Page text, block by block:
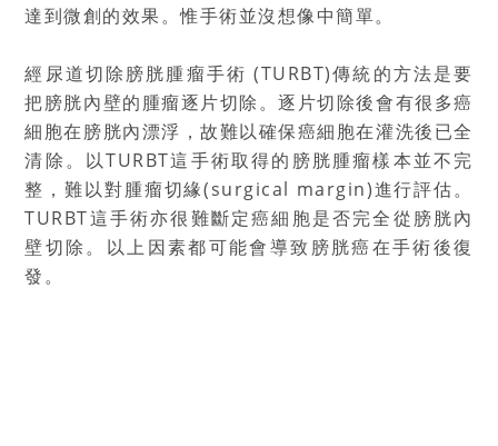
達到微創的效果。惟手術並沒想像中簡單。
經尿道切除膀胱腫瘤手術 (TURBT)傳統的方法是要
把膀胱內壁的腫瘤逐片切除。逐片切除後會有很多癌
細胞在膀胱內漂浮，故難以確保癌細胞在灌洗後已全
清除。以TURBT這手術取得的膀胱腫瘤樣本並不完
整，難以對腫瘤切緣(surgical margin)進行評估。
TURBT這手術亦很難斷定癌細胞是否完全從膀胱內
壁切除。以上因素都可能會導致膀胱癌在手術後復
發。